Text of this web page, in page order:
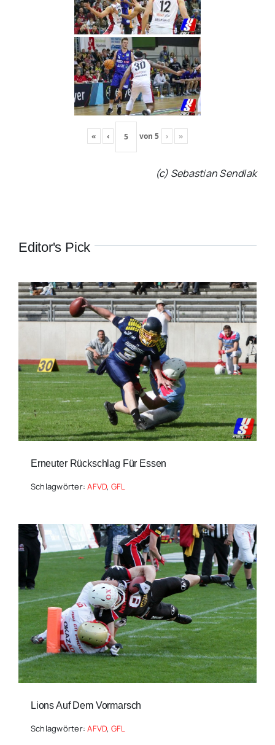
« ‹ von5 › »
(c) Sebastian Sendlak
Editor's Pick
Erneuter Rückschlag Für Essen
Schlagwörter:AFVD, GFL
Lions Auf Dem Vormarsch
Schlagwörter:AFVD, GFL